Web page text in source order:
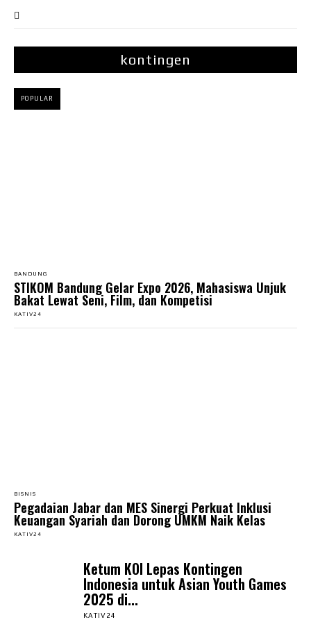
kontingen
POPULAR
BANDUNG
STIKOM Bandung Gelar Expo 2026, Mahasiswa Unjuk
Bakat Lewat Seni, Film, dan Kompetisi
KATIV24
BISNIS
Pegadaian Jabar dan MES Sinergi Perkuat Inklusi
Keuangan Syariah dan Dorong UMKM Naik Kelas
KATIV24
Ketum KOI Lepas Kontingen
Indonesia untuk Asian Youth Games
2025 di...
KATIV24